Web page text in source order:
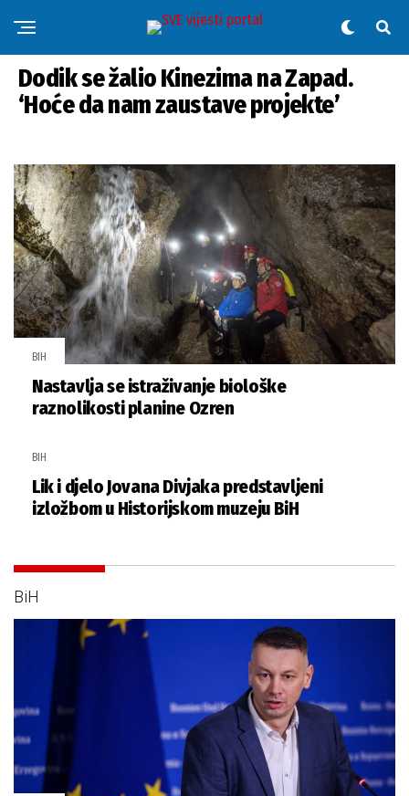
Dodik se žalio Kinezima na Zapad.
‘Hoće da nam zaustave projekte’
BIH
Nastavlja se istraživanje biološke
raznolikosti planine Ozren
BIH
Lik i djelo Jovana Divjaka predstavljeni
izložbom u Historijskom muzeju BiH
BiH